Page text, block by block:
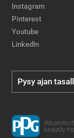
Instagram
Pinterest
Youtube
LinkedIn
Pysy ajan